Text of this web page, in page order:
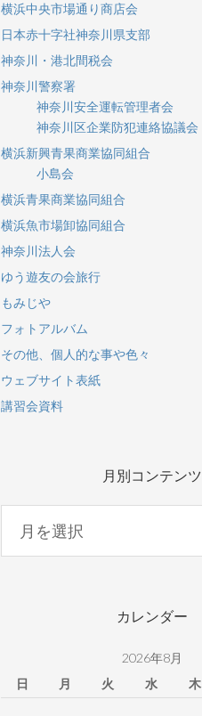
横浜中央市場通り商店会
日本赤十字社神奈川県支部
神奈川・港北間税会
神奈川警察署
神奈川安全運転管理者会
神奈川区企業防犯連絡協議会
横浜新興青果商業協同組合
小島会
横浜青果商業協同組合
横浜魚市場卸協同組合
神奈川法人会
ゆう遊友の会旅行
もみじや
フォトアルバム
その他、個人的な事や色々
ウェブサイト表紙
講習会資料
月別コンテンツ
コ
カレンダー
2026年8月
日
月 火 水 木